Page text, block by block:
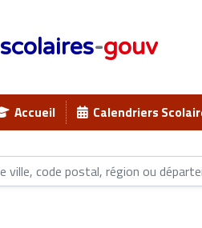
scolaires-gouv
Accueil Calendriers